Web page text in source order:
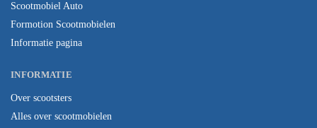
Scootmobiel Auto
Formotion Scootmobielen
Informatie pagina
INFORMATIE
Over scootsters
Alles over scootmobielen